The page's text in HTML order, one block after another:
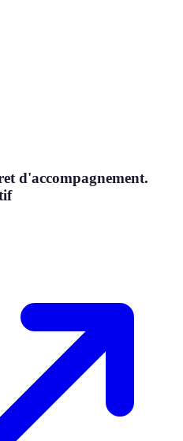
d'accompagnement.